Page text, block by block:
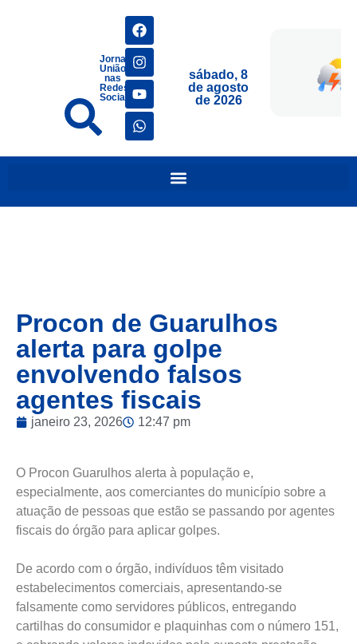
Jornais
União
nas
Redes
Sociais
sábado, 8
de agosto
de 2026
Procon de Guarulhos
alerta para golpe
envolvendo falsos
agentes fiscais
janeiro 23, 2026 12:47 pm
O Procon Guarulhos alerta à população e,
especialmente, aos comerciantes do município sobre a
atuação de pessoas que estão se passando por agentes
fiscais do órgão para aplicar golpes.
De acordo com o órgão, indivíduos têm visitado
estabelecimentos comerciais, apresentando-se
falsamente como servidores públicos, entregando
cartilhas do consumidor e plaquinhas com o número 151,